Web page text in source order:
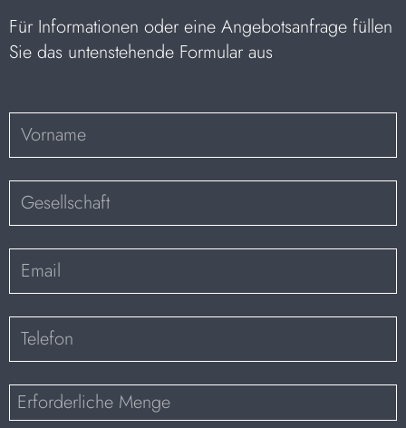
Für Informationen oder eine Angebotsanfrage füllen
Sie das untenstehende Formular aus